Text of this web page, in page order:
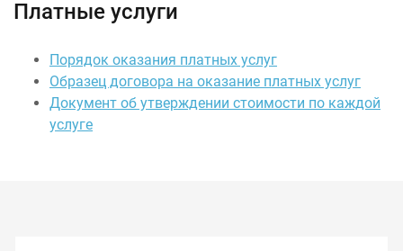
Платные услуги
Порядок оказания платных услуг
Образец договора на оказание платных услуг
Документ об утверждении стоимости по каждой
услуге